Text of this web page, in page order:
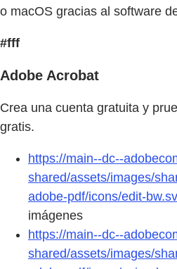
o macOS gracias al software
#fff
Adobe Acrobat
Crea una cuenta gratuita y
gratis.
https://main--dc--
shared/assets/images/
adobe-pdf/icons/edit-
imágenes
https://main--dc--
shared/assets/images/